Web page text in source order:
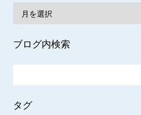
ブログ内検索
タグ